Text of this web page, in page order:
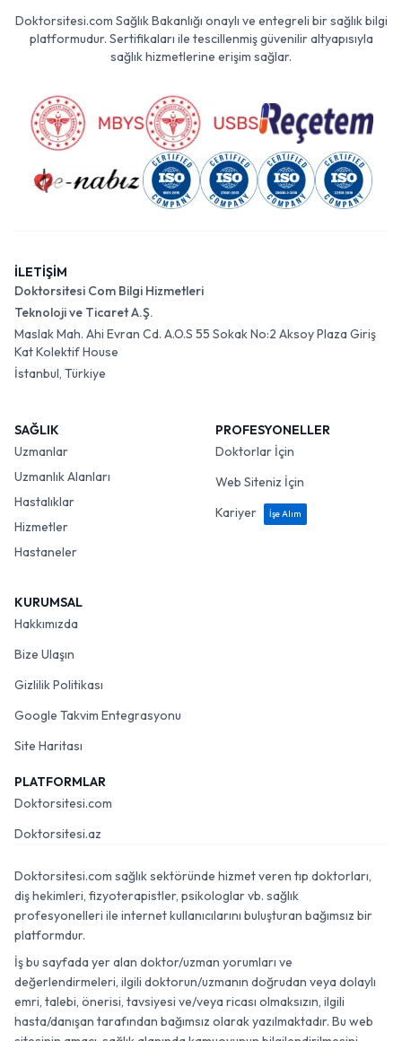
Doktorsitesi.com Sağlık Bakanlığı onaylı ve entegreli bir sağlık bilgi
platformudur. Sertifikaları ile tescillenmiş güvenilir altyapısıyla
sağlık hizmetlerine erişim sağlar.
İLETİŞİM
Doktorsitesi Com Bilgi Hizmetleri
Teknoloji ve Ticaret A.Ş.
Maslak Mah. Ahi Evran Cd. A.O.S 55 Sokak No:2 Aksoy Plaza Giriş
Kat Kolektif House
İstanbul, Türkiye
SAĞLIK
Uzmanlar
Uzmanlık Alanları
Hastalıklar
Hizmetler
Hastaneler
PROFESYONELLER
Doktorlar İçin
Web Siteniz İçin
Kariyer
İşe Alım
KURUMSAL
Hakkımızda
Bize Ulaşın
Gizlilik Politikası
Google Takvim Entegrasyonu
Site Haritası
PLATFORMLAR
Doktorsitesi.com
Doktorsitesi.az
Doktorsitesi.com sağlık sektöründe hizmet veren tıp doktorları,
diş hekimleri, fizyoterapistler, psikologlar vb. sağlık
profesyonelleri ile internet kullanıcılarını buluşturan bağımsız bir
platformdur.
İş bu sayfada yer alan doktor/uzman yorumları ve
değerlendirmeleri, ilgili doktorun/uzmanın doğrudan veya dolaylı
emri, talebi, önerisi, tavsiyesi ve/veya ricası olmaksızın, ilgili
hasta/danışan tarafından bağımsız olarak yazılmaktadır. Bu web